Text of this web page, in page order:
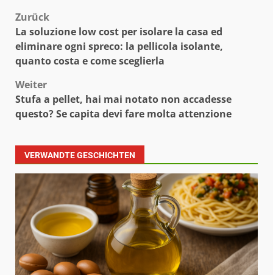
Beitragsnavigation
Zurück
La soluzione low cost per isolare la casa ed
eliminare ogni spreco: la pellicola isolante,
quanto costa e come sceglierla
Weiter
Stufa a pellet, hai mai notato non accadesse
questo? Se capita devi fare molta attenzione
VERWANDTE GESCHICHTEN